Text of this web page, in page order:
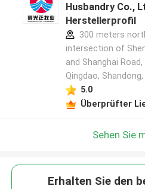
Husbandry Co., Ltd
Herstellerprofil
300 meters
intersection of
and Shanghai Road,
Qingdao, Shandong,
5.0
Überprüfter
Sehen Sie
Erhalten Sie den